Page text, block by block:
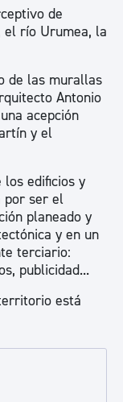
de
el río Urumea, la
de las murallas
Antonio
acepción
y el
edificios y
por ser el
planeado y
y en un
terciario:
publicidad...
está